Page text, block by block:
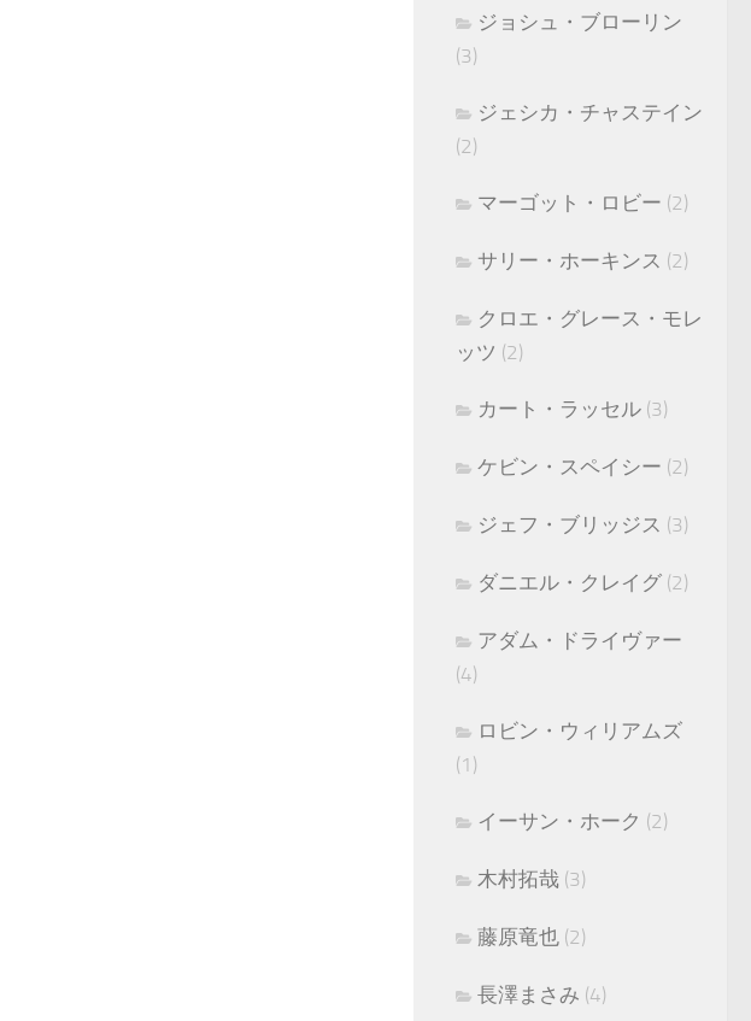
ジョシュ・ブローリン
(3)
ジェシカ・チャステイン
(2)
マーゴット・ロビー (2)
サリー・ホーキンス (2)
クロエ・グレース・モレ
ッツ (2)
カート・ラッセル (3)
ケビン・スペイシー (2)
ジェフ・ブリッジス (3)
ダニエル・クレイグ (2)
アダム・ドライヴァー
(4)
ロビン・ウィリアムズ
(1)
イーサン・ホーク (2)
木村拓哉 (3)
藤原竜也 (2)
長澤まさみ (4)